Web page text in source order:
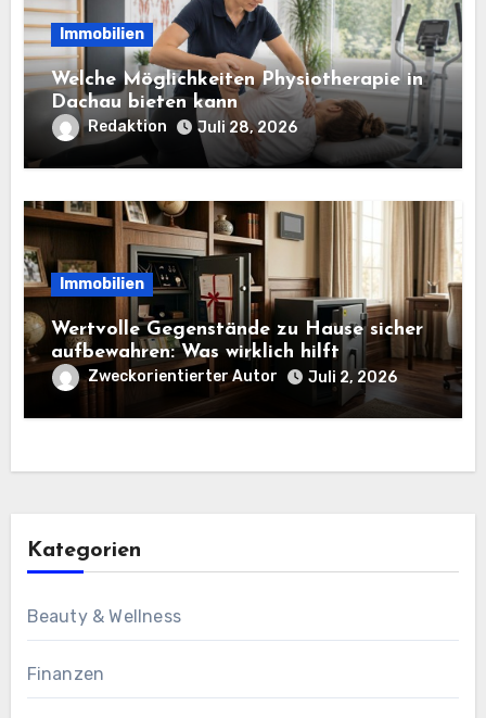
Immobilien
Welche Möglichkeiten Physiotherapie in
Dachau bieten kann
Redaktion Juli 28, 2026
Immobilien
Wertvolle Gegenstände zu Hause sicher
aufbewahren: Was wirklich hilft
Zweckorientierter Autor Juli 2, 2026
Kategorien
Beauty & Wellness
Finanzen